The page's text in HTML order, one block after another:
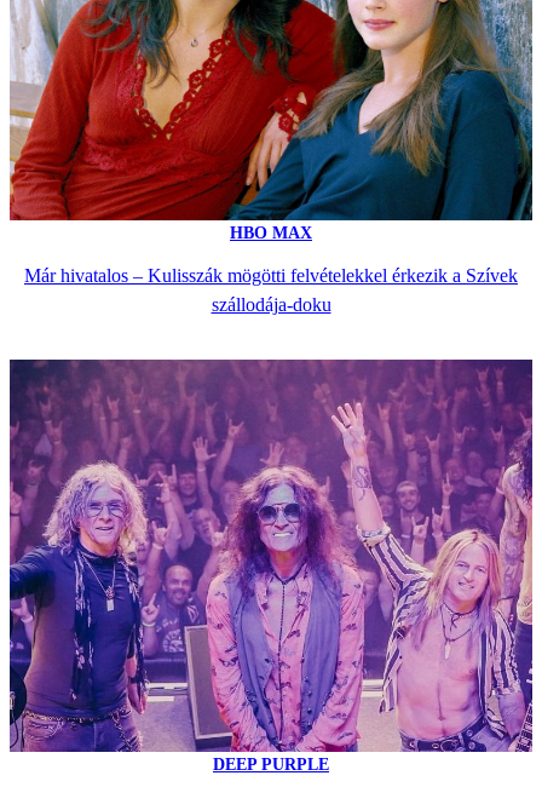
HBO MAX
Már hivatalos – Kulisszák mögötti felvételekkel érkezik a Szívek
szállodája-doku
DEEP PURPLE